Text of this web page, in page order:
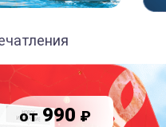
от990 ₽